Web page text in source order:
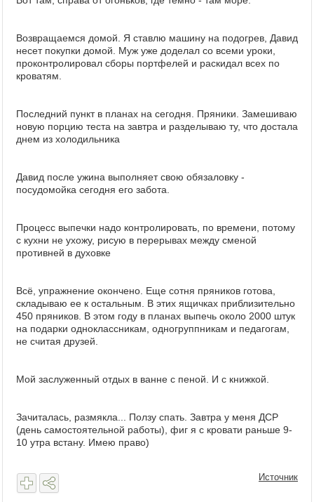
Возвращаемся домой. Я ставлю машину на подогрев, Давид
несет покупки домой. Муж уже доделал со всеми уроки,
проконтролировал сборы портфелей и раскидал всех по
кроватям.
Последний пункт в планах на сегодня. Пряники. Замешиваю
новую порцию теста на завтра и разделываю ту, что достала
днем из холодильника
Давид после ужина выполняет свою обязаловку -
посудомойка сегодня его забота.
Процесс выпечки надо контролировать, по времени, потому
с кухни не ухожу, рисую в перерывах между сменой
противней в духовке
Всё, упражнение окончено. Еще сотня пряников готова,
складываю ее к остальным. В этих ящичках приблизительно
450 пряников. В этом году в планах выпечь около 2000 штук
на подарки одноклассникам, одногруппникам и педагогам,
не считая друзей.
Мой заслуженный отдых в ванне с пеной. И с книжкой.
Зачиталась, размякла... Ползу спать. Завтра у меня ДСР
(день самостоятельной работы), фиг я с кровати раньше 9-
10 утра встану. Имею право)
Источник